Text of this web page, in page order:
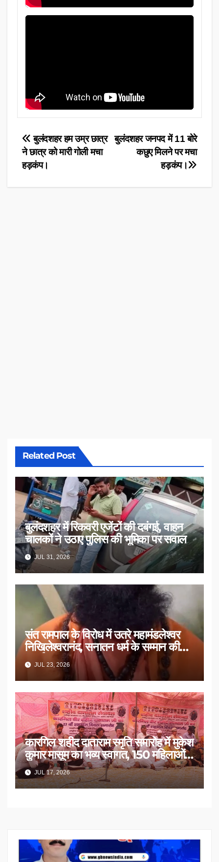
Post
navigation
बुलंदशहर जनपद में 11 बोरे
कछुए मिलने पर मचा
हड़कंप।
बुलंदशहर हम उम्र छात्र
ने छात्र को मारी गोली मचा
हड़कंप।
Related Post
बुलंदशहर में रिकवरी एजेंटों की दबंगई, वाहन
चालकों ने उठाए पुलिस की भूमिका पर सवाल
JUL 31, 2026
संत रामपाल के विरोध में उतरे महामंडलेश्वर
निखिलेश्वरानंद, सनातन धर्म के सम्मान की
उठाई मांग
JUL 23, 2026
कारगिल शहीद दाताराम स्मृति समारोह में मुकेश
कुमार मासूम का भव्य स्वागत, 150 महिलाओं
का सम्मान
JUL 17, 2026